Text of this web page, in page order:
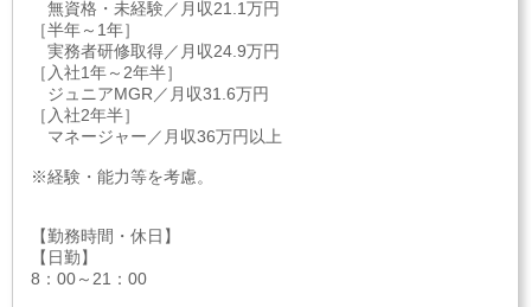
無資格・未経験／月収21.1万円
［半年～1年］
実務者研修取得／月収24.9万円
［入社1年～2年半］
ジュニアMGR／月収31.6万円
［入社2年半］
マネージャー／月収36万円以上
※経験・能力等を考慮。
【勤務時間・休日】
【日勤】
8：00～21：00